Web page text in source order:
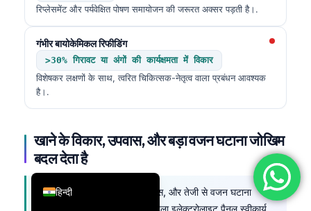
रिप्लेसमेंट और पर्यवेक्षित पोषण समायोजन की जरूरत अक्सर पड़ती है।.
गंभीर बायोकेमिकल रिफीडिंग
>30% गिरावट या अंगों की कार्यक्षमता में विकार
विशेषकर लक्षणों के साथ, त्वरित चिकित्सक-नेतृत्व वाला प्रबंधन आवश्यक
है।.
खाने के विकार, उपवास, और बड़ा वजन घटाना जोखिम
बदल देता है
खाने के विकार, लंबे समय तक उपवास, और तेजी से वजन घटाना
रिफीडिंग जोखिम बढ़ाते हैं, भले ही पहला इलेक्ट्रोलाइट पैनल स्वीकार्य
हिन्दी
English
Deutsch
עִבְרִית
Italiano
Português